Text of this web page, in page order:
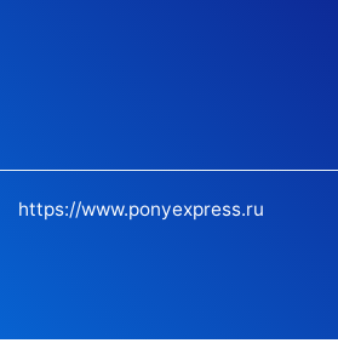
https://www.ponyexpress.ru